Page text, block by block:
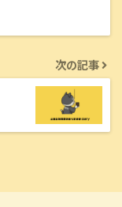
次の記事